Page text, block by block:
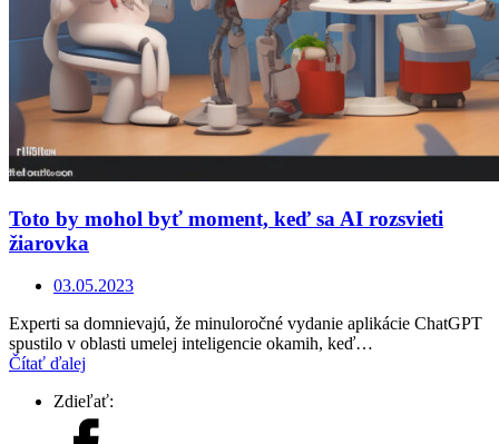
Toto by mohol byť moment, keď sa AI rozsvieti
žiarovka
03.05.2023
Experti sa domnievajú, že minuloročné vydanie aplikácie ChatGPT
spustilo v oblasti umelej inteligencie okamih, keď…
Čítať ďalej
Zdieľať: